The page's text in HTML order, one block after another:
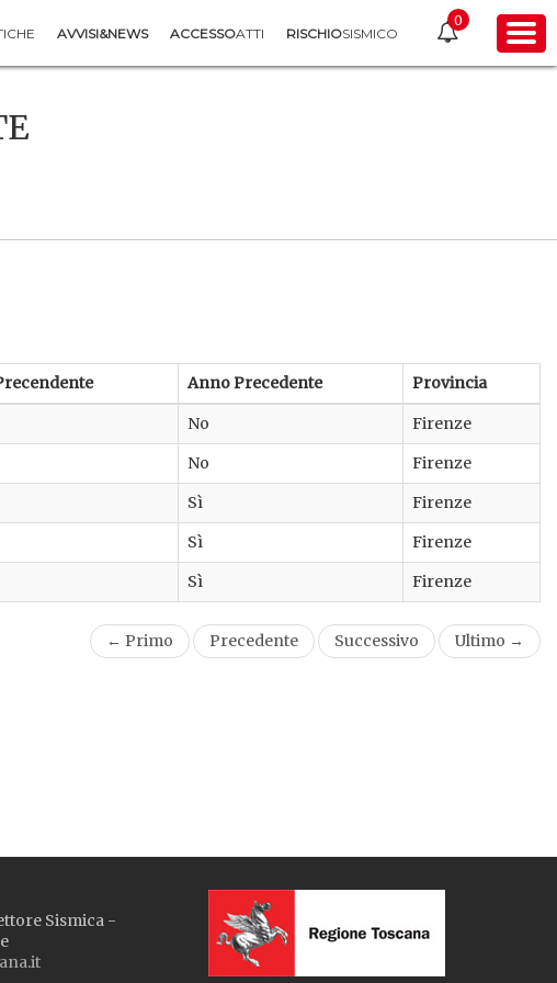
AVVISI&NEWS ACCESSOATTI RISCHIOSISMICO
0
Anno Precedente Provincia
No
Firenze
No
Firenze
Sì
Firenze
Sì
Firenze
Sì Firenze
← Primo Precedente Successivo Ultimo →
Sismica -